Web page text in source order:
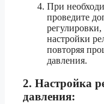
При
проведите
регулировки,
настройки
повторяя
давления.
2. Настройка
давления: